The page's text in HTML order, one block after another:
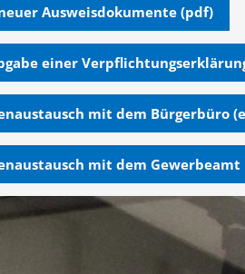
Ausweisdokumente (pdf)
einer
mit dem Bürgerbüro
mit dem